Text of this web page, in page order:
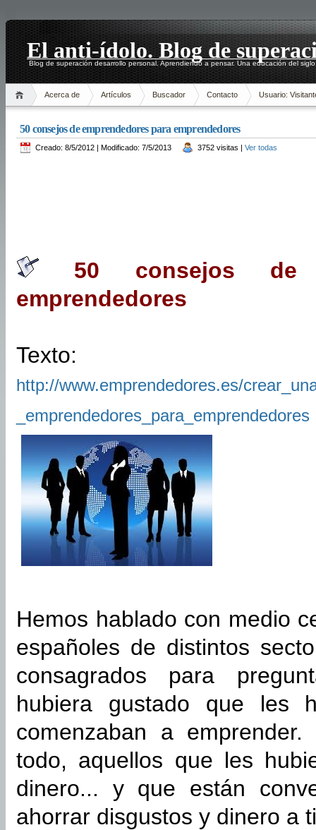
El anti-ídolo. Blog de
Blog de superación desarrollo personal. Aprendiendo a pensar. Una educación del
Acerca de Artículos Buscador Contacto Usuario:
50 consejos de emprendedores para emprendedores
Creado: 8/5/2012 | Modificado: 7/5/2013 3752 visitas | Ver todas
50 consejos de
emprendedores
Texto:
http://www.emprendedores.es/
_emprendedores_para_emprendedores
Hemos hablado con medio
españoles de distintos
consagrados para
hubiera gustado que les
comenzaban a
todo, aquellos que les
dinero... y que están
ahorrar disgustos y dinero a